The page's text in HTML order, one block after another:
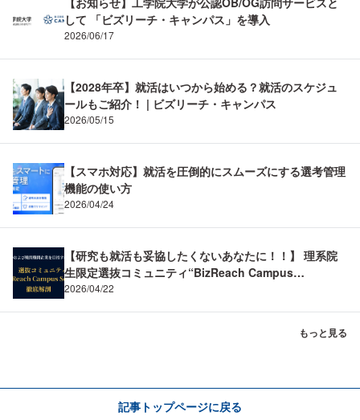
して 「ビズリーチ・キャンパス」を導入
2026/06/17
【2028年卒】就活はいつから始める？就活のスケジュ
ールもご紹介！ | ビズリーチ・キャンパス
2026/05/15
【スマホ対応】就活を圧倒的にスムーズにする選考管理
機能の使い方
2026/04/24
【研究も就活も妥協したくないあなたに！！】 理系院
生限定選抜コミュニティ“BizReach Campus
Science”を徹底解剖！ BizReach Campus Science
2026/04/22
もっと見る
記事トップページに戻る